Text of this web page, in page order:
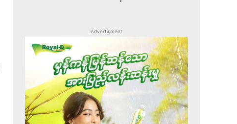
Advertisment